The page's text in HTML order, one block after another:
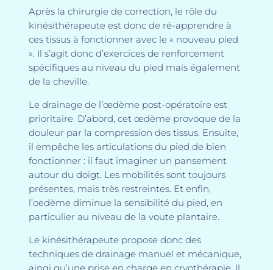
Après la chirurgie de correction, le rôle du
kinésithérapeute est donc de ré-apprendre à
ces tissus à fonctionner avec le « nouveau pied
». Il s’agit donc d’exercices de renforcement
spécifiques au niveau du pied mais également
de la cheville.
Le drainage de l’œdème post-opératoire est
prioritaire. D’abord, cet œdème provoque de la
douleur par la compression des tissus. Ensuite,
il empêche les articulations du pied de bien
fonctionner : il faut imaginer un pansement
autour du doigt. Les mobilités sont toujours
présentes, mais très restreintes. Et enfin,
l’oedème diminue la sensibilité du pied, en
particulier au niveau de la voute plantaire.
Le kinésithérapeute propose donc des
techniques de drainage manuel et mécanique,